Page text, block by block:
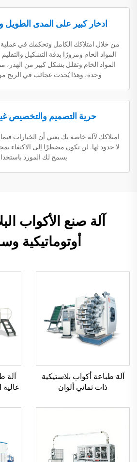
ادخار كبير على المدى الطويل
من خلال امتلاكك الكامل وتحكمك في عملية
المواد الخام ومرورًا بدقة التشكيل والتقليم
المواد الخام وتقلل بشكل كبير من الهدر،
وحدة، وهذا يُحدث عجائب في الربح
حرية التصميم والتخصيص
امتلاكك لآلة خاصة بك يعني أن الخيارات
لا حدود لها. لن تكون مضطرًا إلى الاكتفاء
يسمح لك المورد
آلة صنع الأكواب
أوتوماتيكية
آلة طباعة أكواب بلاستيكية
ذات ثماني ألوان
آلة